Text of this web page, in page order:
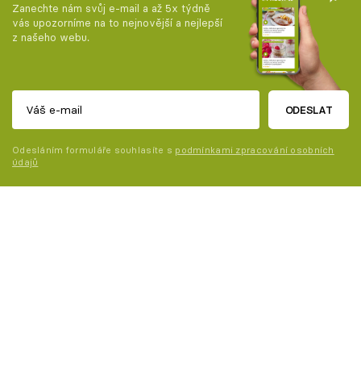
Zanechte nám svůj e-mail a až 5x týdně
vás upozorníme na to nejnovější a nejlepší
z našeho webu.
ODESLAT
Odesláním formuláře souhlasíte s podmínkami zpracování osobních
údajů